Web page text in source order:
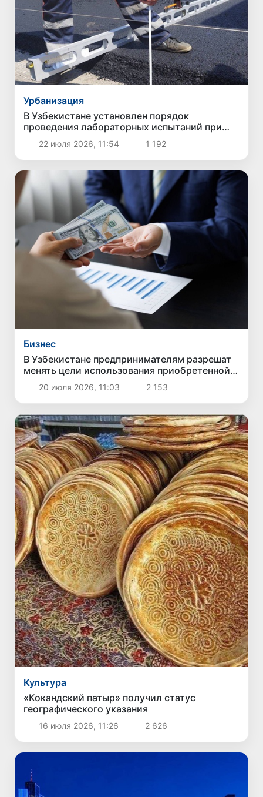
Урбанизация
В Узбекистане установлен порядок
проведения лабораторных испытаний при
строительстве и ремонте автомобильных
дорог22 июля 2026, 11:54 1 192
Бизнес
В Узбекистане предпринимателям разрешат
менять цели использования приобретенной
валюты
20 июля 2026, 11:03 2 153
Культура
«Кокандский патыр» получил статус
географического указания
16 июля 2026, 11:26 2 626